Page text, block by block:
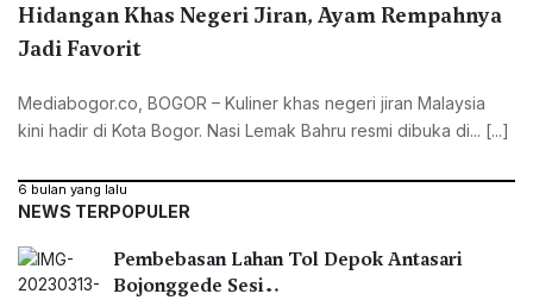
Hidangan Khas Negeri Jiran, Ayam Rempahnya
Jadi Favorit
Mediabogor.co, ‎BOGOR – Kuliner khas negeri jiran Malaysia
kini hadir di Kota Bogor. Nasi Lemak Bahru resmi dibuka di... [...]
6 bulan yang lalu
NEWS TERPOPULER
Pembebasan Lahan Tol Depok Antasari
Bojonggede Sesi…